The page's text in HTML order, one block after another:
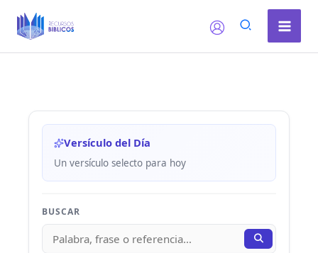
Versículo del Día
Un versículo selecto para hoy
BUSCAR